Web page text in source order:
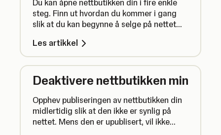
Du kan åpne nettbutikken din i fire enkle
steg. Finn ut hvordan du kommer i gang
slik at du kan begynne å selge på nettet
Les artikkel
Deaktivere nettbutikken min
Opphev publiseringen av nettbutikken din
midlertidig slik at den ikke er synlig på
nettet. Mens den er upublisert, vil ikke